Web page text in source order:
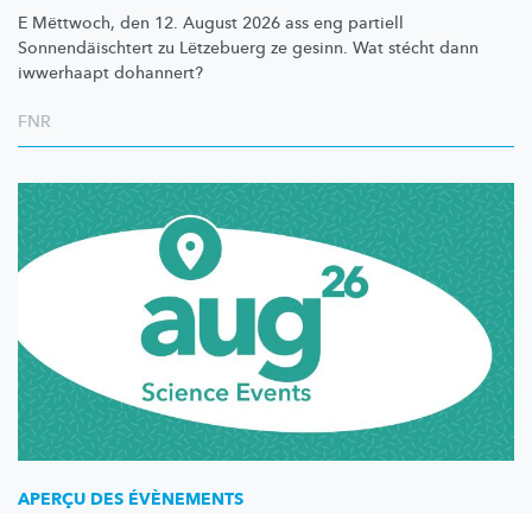
E Mëttwoch, den 12. August 2026 ass eng partiell
Sonnendäischtert zu Lëtzebuerg ze gesinn. Wat stécht dann
iwwerhaapt dohannert?
FNR
APERÇU DES ÉVÈNEMENTS